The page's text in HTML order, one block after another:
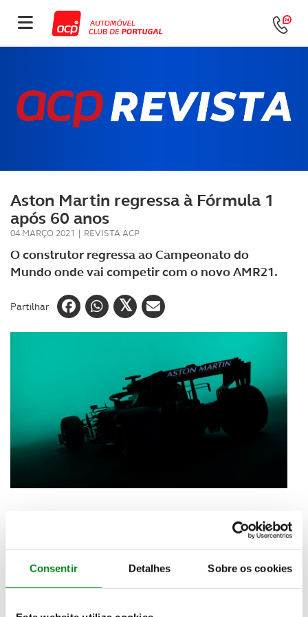
Consentir Detalhes Sobre os cookies
Aston Martin regressa à Fórmula 1
após 60 anos
04 MARÇO 2021 | REVISTA ACP
O construtor regressa ao Campeonato do
Mundo onde vai competir com o novo AMR21.
Partilhar
Depois da Aston Martin abandonar em 1961 a
resultados, a marca prepara-se para regressar
àquela competição já este ano ao participar no
Campeonato do Mundo. E vai fazê-lo com o novo